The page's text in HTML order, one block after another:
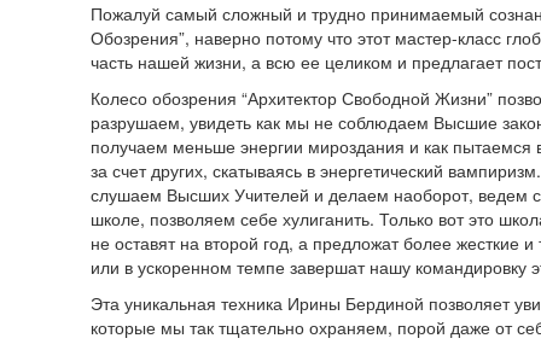
Пожалуй самый сложный и трудно принимаемый
Обозрения”, наверно потому что этот мастер-класс
часть нашей жизни, а всю ее целиком и предлагает
Колесо обозрения “Архитектор Свободной Жизни”
разрушаем, увидеть как мы не соблюдаем Высшие
получаем меньше энергии мироздания и как пытаемся
за счет других, скатываясь в энергетический
слушаем Высших Учителей и делаем наоборот, ведем
школе, позволяем себе хулиганить. Только вот это
не оставят на второй год, а предложат более жесткие
или в ускоренном темпе завершат нашу командировку
Эта уникальная техника Ирины Бердиной позволяет
которые мы так тщательно охраняем, порой даже от